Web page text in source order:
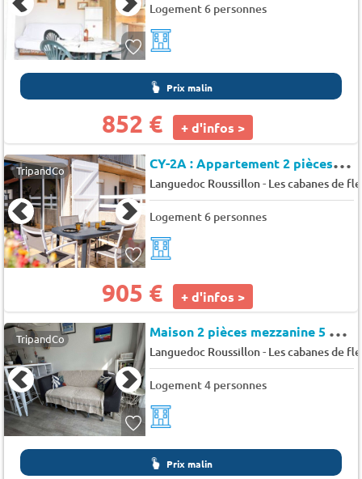
Logement 6 personnes
Prix malin
852 € + d'infos >
TripandCo C
Y-2A : Appartement 2 pièces avec terrasse, proche plage - Les cyclades
Languedoc Roussillon- Les cabanes de
Logement 6 personnes
905 € + d'infos >
TripandCo M
aison 2 pièces mezzanine 5 couchages SAINT PIERRE LA MER
Languedoc Roussillon- Les cabanes de
Logement 4 personnes
Prix malin